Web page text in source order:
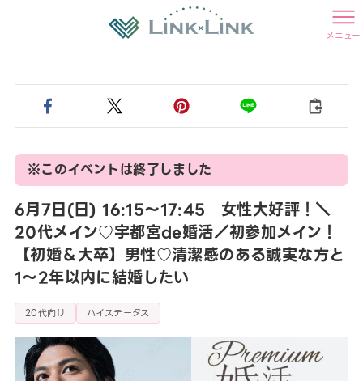
メニュー
※このイベントは終了しました
6月7日(日) 16:15〜17:45 女性大好評！＼
20代メイン♡宇都宮de婚活／初参加メイン！
【初婚＆大卒】男性♡清潔感のある誠実な方と
1～2年以内に結婚したい
20代向け ハイステータス